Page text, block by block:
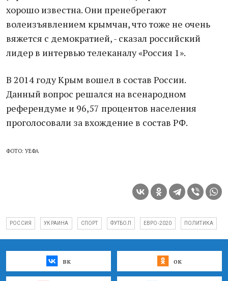
хорошо известна. Они пренебрегают
волеизъявлением крымчан, что тоже не очень
вяжется с демократией, - сказал российский
лидер в интервью телеканалу «Россия 1».
В 2014 году Крым вошел в состав России.
Данный вопрос решался на всенародном
референдуме и 96,57 процентов населения
проголосовали за вхождение в состав РФ.
ФОТО: УЕФА
РОССИЯ УКРАИНА СПОРТ ФУТБОЛ ЕВРО-2020 ПОЛИТИКА
вк ок